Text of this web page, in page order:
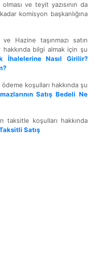
ve teyit yazısının da
komisyon başkanlığına
Hazine taşınmazı satın
bilgi almak için şu
İhalelerine Nasıl Girilir?
koşulları hakkında şu
Satış Bedeli Ne
taksitle koşulları hakkında
Satış